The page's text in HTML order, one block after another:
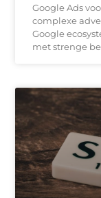
Google Ads
complexe
Google
met strenge